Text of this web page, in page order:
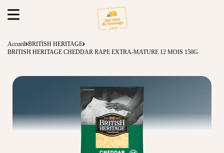
Accueil BRITISH HERITAGE
BRITISH HERITAGE CHEDDAR RAPE EXTRA-MATURE 12 MOIS 150G